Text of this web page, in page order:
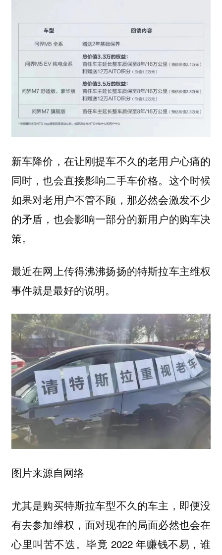
新车降价，在让刚提车不久的老用户心痛的
同时，也会直接影响二手车价格。这个时候
如果对老用户不管不顾，那必然会激发不少
的矛盾，也会影响一部分的新用户的购车决
策。
最近在网上传得沸沸扬扬的特斯拉车主维权
事件就是最好的说明。
图片来源自网络
尤其是购买特斯拉车型不久的车主，即便没
有去参加维权，面对现在的局面必然也会在
心里叫苦不迭。毕竟 2022 年赚钱不易，谁